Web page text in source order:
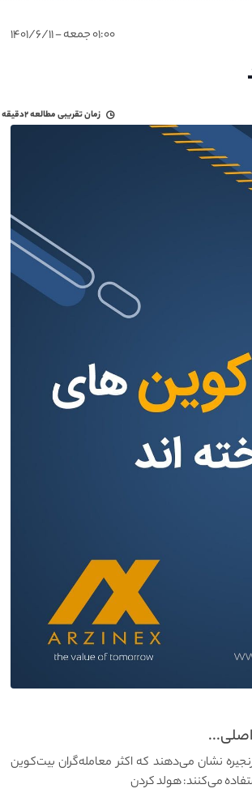
۰۱:۰۰ جمعه - ۱۴۰۱/۶/۱۱
زمان تقریبی مطالعه۲دقیقه
نشان می‌دهند که اکثر معامله‌گران بیت‌کوین